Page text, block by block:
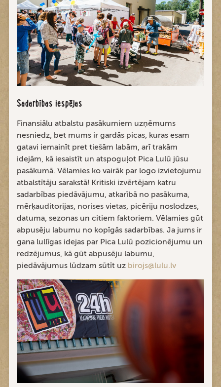
Sadarbības iespējas
Finansiālu atbalstu pasākumiem uzņēmums
nesniedz, bet mums ir gardās picas, kuras esam
gatavi iemainīt pret tiešām labām, arī trakām
idejām, kā iesaistīt un atspoguļot Pica Lulū jūsu
pasākumā. Vēlamies ko vairāk par logo izvietojumu
atbalstītāju sarakstā! Kritiski izvērtējam katru
sadarbības piedāvājumu, atkarībā no pasākuma,
mērķauditorijas, norises vietas, picēriju noslodzes,
datuma, sezonas un citiem faktoriem. Vēlamies gūt
abpusēju labumu no kopīgās sadarbības. Ja jums ir
gana lullīgas idejas par Pica Lulū pozicionējumu un
redzējumus, kā gūt abpusēju labumu,
piedāvājumus lūdzam sūtīt uz birojs@lulu.lv